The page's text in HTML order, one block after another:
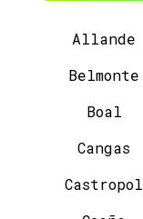
Allande
Belmonte
Boal
Cangas
Castropol